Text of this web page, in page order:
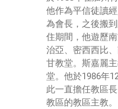
他作為平信徒讀
為會長，之後搬
住期間，他遊歷
治亞、密西西比
甘教堂。斯嘉麗
堂。他於1986年
此一直擔任教區
教區的教區主教。